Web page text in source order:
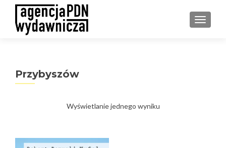
Przybyszów
Wyświetlanie jednego wyniku